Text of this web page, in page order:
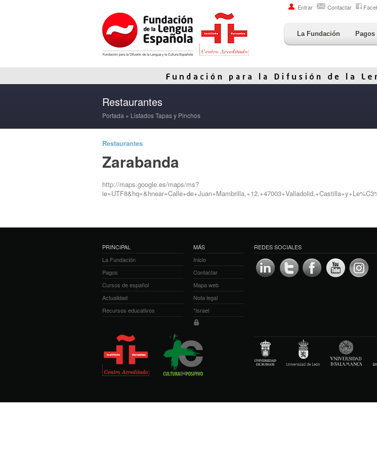
Entrar Contactar
La Fundación Pagos
Restaurantes
Portada » Listados Tapas y Pinchos
Restaurantes
Zarabanda
http://maps.google.es/maps/ms?
PRINCIPAL
La Fundación
Pagos
Cursos de español
Actualidad
Recursos educativos
MÁS
Inicio
Contactar
Mapa web
Nota legal
*Israel
REDES SOCIALES